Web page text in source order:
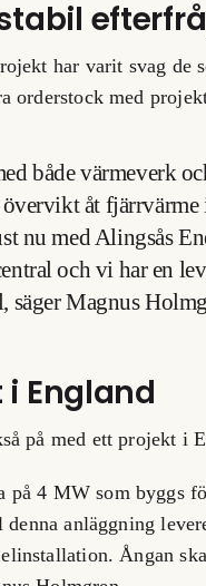
har varit svag de
orderstock med
både värmeverk
åt
nu med Alingsås
och vi har en
säger Magnus
i England
på med ett projekt i
på 4 MW som byggs
anläggning
Ångan